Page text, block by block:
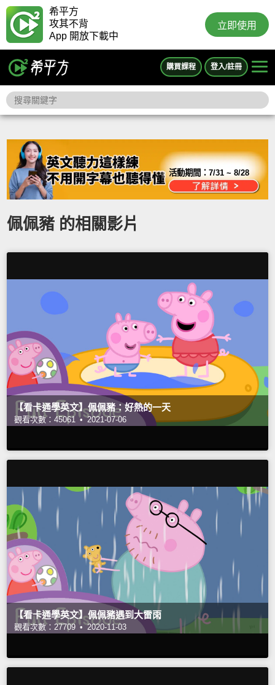
希平方
攻其不背
App 開放下載中
立即使用
購買課程 登入/註冊
活動期間：7/31 ~ 8/28
佩佩豬 的相關影片
【看卡通學英文】佩佩豬：好熱的一天
觀看次數：45061 • 2021-07-06
【看卡通學英文】佩佩豬遇到大雷雨
觀看次數：27709 • 2020-11-03